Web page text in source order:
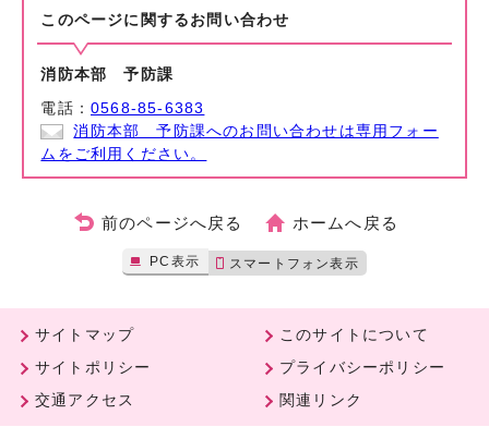
このページに関する お問い合わせ
消防本部 予防課
電話：0568-85-6383
消防本部 予防課へのお問い合わせは専用フォー
ムをご利用ください。
前のページへ戻る ホームへ戻る
PC表示 スマートフォン表示
サイトマップ
このサイトについて
サイトポリシー
プライバシーポリシー
交通アクセス
関連リンク